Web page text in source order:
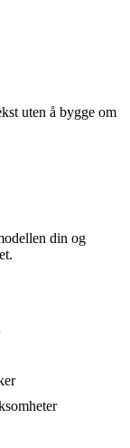
uten å bygge om
din og